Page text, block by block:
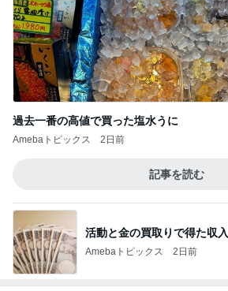
過去一番の高値で買った塩水うに
Amebaトピックス 2日前
記事を読む
活動と金の買取りで得た収入
Amebaトピックス 2日前